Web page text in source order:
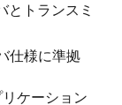
とトランスミ
仕様に準拠
ケーション